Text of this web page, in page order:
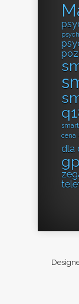
cena
dla